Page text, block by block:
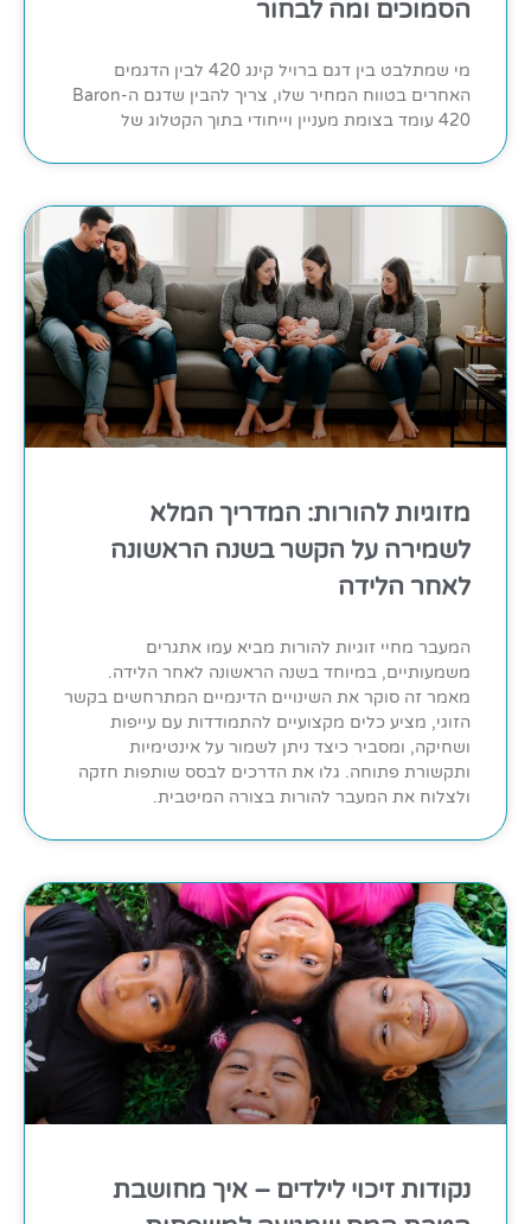
הסמוכים ומה לבחור
מי שמתלבט בין דגם ברויל קינג 420 לבין הדגמים
האחרים בטווח המחיר שלו, צריך להבין שדגם ה-Baron
420 עומד בצומת מעניין וייחודי בתוך הקטלוג של
מזוגיות להורות: המדריך המלא
לשמירה על הקשר בשנה הראשונה
לאחר הלידה
המעבר מחיי זוגיות להורות מביא עמו אתגרים
משמעותיים, במיוחד בשנה הראשונה לאחר הלידה.
מאמר זה סוקר את השינויים הדינמיים המתרחשים בקשר
הזוגי, מציע כלים מקצועיים להתמודדות עם עייפות
ושחיקה, ומסביר כיצד ניתן לשמור על אינטימיות
ותקשורת פתוחה. גלו את הדרכים לבסס שותפות חזקה
ולצלוח את המעבר להורות בצורה המיטבית.
נקודות זיכוי לילדים – איך מחושבת